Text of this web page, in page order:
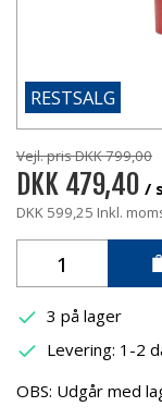
RESTSALG
Vejl. pris DKK 799,00
DKK 479,40 /
DKK 599,25 Inkl.
3 på lager
Levering: 1-2
OBS: Udgår med